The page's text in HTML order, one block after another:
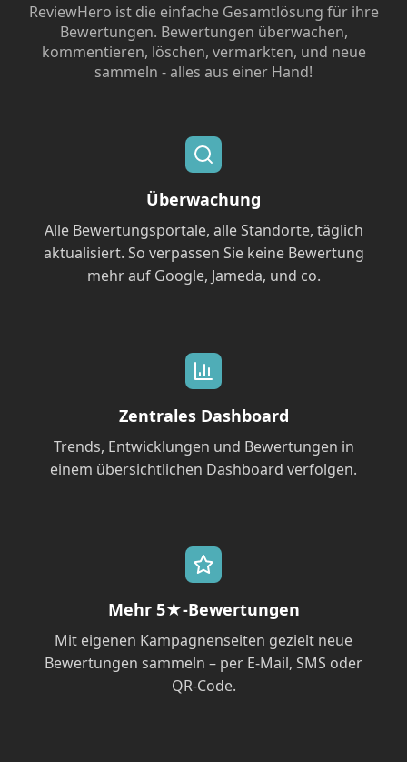
ReviewHero ist die einfache Gesamtlösung für ihre
Bewertungen. Bewertungen überwachen,
kommentieren, löschen, vermarkten, und neue
sammeln - alles aus einer Hand!
Überwachung
Alle Bewertungsportale, alle Standorte, täglich
aktualisiert. So verpassen Sie keine Bewertung
mehr auf Google, Jameda, und co.
Zentrales Dashboard
Trends, Entwicklungen und Bewertungen in
einem übersichtlichen Dashboard verfolgen.
Mehr 5★-Bewertungen
Mit eigenen Kampagnenseiten gezielt neue
Bewertungen sammeln – per E-Mail, SMS oder
QR-Code.